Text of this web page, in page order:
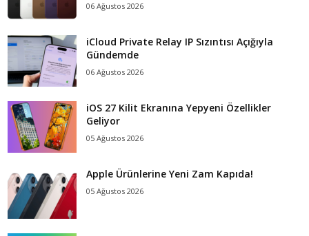
06 Ağustos 2026
iCloud Private Relay IP Sızıntısı Açığıyla
Gündemde
06 Ağustos 2026
iOS 27 Kilit Ekranına Yepyeni Özellikler
Geliyor
05 Ağustos 2026
Apple Ürünlerine Yeni Zam Kapıda!
05 Ağustos 2026